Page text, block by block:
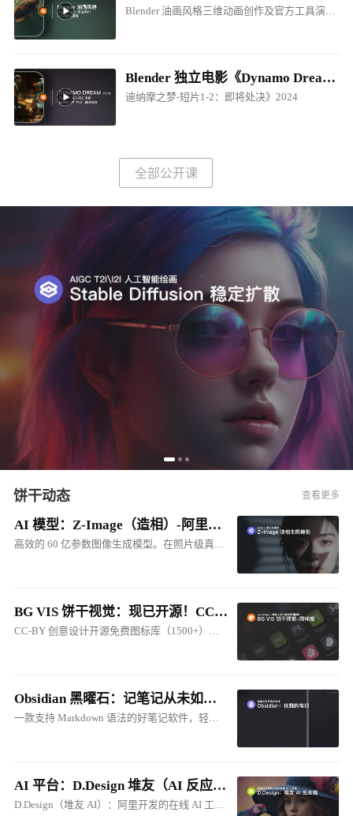
Blender 油画风格三维动画创作及官方工具演讲！
Blender 独立电影《Dynamo Dream - EP1-P2.Prepare for Execution / 迪纳摩之梦-短片1-2：即将处决》2024
迪纳摩之梦-短片1-2：即将处决》2024
全部公开课
饼干动态 查看更多
AI 模型：Z-Image（造相）-阿里出品的多模态生图模型
高效的 60 亿参数图像生成模型。在照片级真实感图像生成和中英双语文本渲染方面效果突出，其品质可与 FLUX.2 等顶级商业模型媲美
BG VIS 饼干视觉：现已开源！CC-BY 创意设计开源免费图标库
CC-BY 创意设计开源免费图标库（1500+），包括：软件图标、硬件图标、人工智能图标、网站图标、产品图标、系统图标等...
Obsidian 黑曜石：记笔记从未如此优雅
一款支持 Markdown 语法的好笔记软件，轻松建立属于自己的本地知识库。与 Cherry Studio 的笔记联动，将笔记转化为 AI 知识库！
AI 平台：D.Design 堆友（AI 反应堆）在线 ComfyUI
D.Design（堆友 AI）：阿里开发的在线 AI 工具集。支持：生成式、在线ComfyUI、电商图创作等